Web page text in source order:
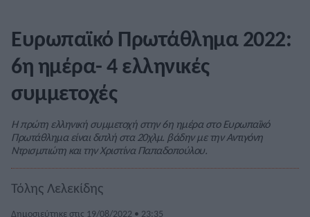
Ευρωπαϊκό Πρωτάθλημα 2022:
6η ημέρα- 4 ελληνικές
συμμετοχές
Η πρώτη ελληνική συμμετοχή στην 6η ημέρα στο Ευρωπαϊκό
Πρωτάθλημα είναι διπλή στα 20χλμ. βάδην με την Αντιγόνη
Ντρισμπιώτη και την Χριστίνα Παπαδοπούλου.
Τόλης Λελεκίδης
Δημοσιεύτηκε στις 19/08/2022 • 23:35